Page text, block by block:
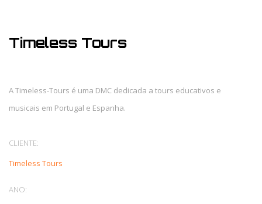
Timeless Tours
A Timeless-Tours é uma DMC dedicada a tours educativos e
musicais em Portugal e Espanha.
CLIENTE:
Timeless Tours
ANO: